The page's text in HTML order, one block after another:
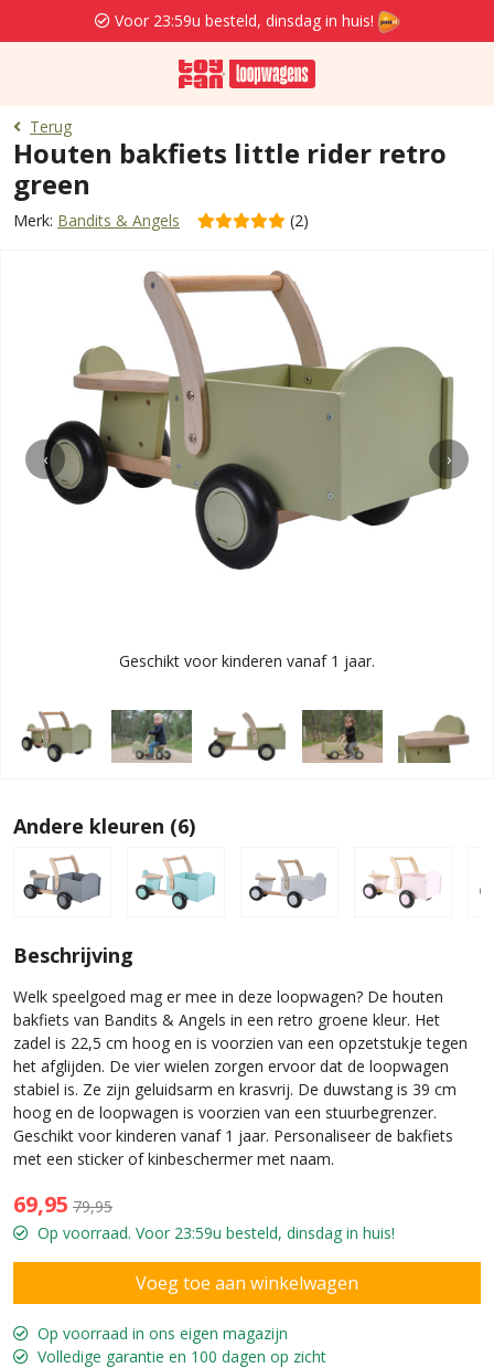
Voor 23:59u besteld, dinsdag in huis!
Terug
Houten bakfiets little rider retro
green
Merk: Bandits & Angels (2)
‹ ›
Geschikt voor kinderen vanaf 1 jaar.
Andere kleuren (6)
Beschrijving
Welk speelgoed mag er mee in deze loopwagen? De houten
bakfiets van Bandits & Angels in een retro groene kleur. Het
zadel is 22,5 cm hoog en is voorzien van een opzetstukje tegen
het afglijden. De vier wielen zorgen ervoor dat de loopwagen
stabiel is. Ze zijn geluidsarm en krasvrij. De duwstang is 39 cm
hoog en de loopwagen is voorzien van een stuurbegrenzer.
Geschikt voor kinderen vanaf 1 jaar. Personaliseer de bakfiets
met een sticker of kinbeschermer met naam.
69,95 79,95
Op voorraad. Voor 23:59u besteld, dinsdag in huis!
Op voorraad in ons eigen magazijn
Volledige garantie en 100 dagen op zicht